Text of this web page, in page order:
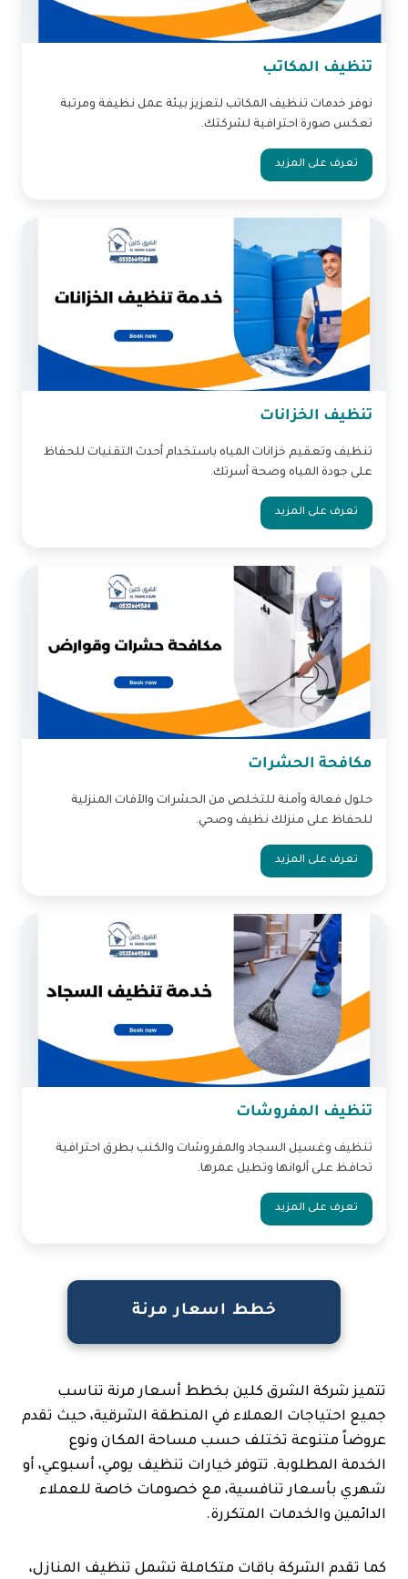
تنظيف المكاتب
نوفر خدمات تنظيف المكاتب لتعزيز بيئة عمل نظيفة ومرتبة
تعكس صورة احترافية لشركتك.
تعرف على المزيد
تنظيف الخزانات
تنظيف وتعقيم خزانات المياه باستخدام أحدث التقنيات للحفاظ
على جودة المياه وصحة أسرتك.
تعرف على المزيد
مكافحة الحشرات
حلول فعالة وآمنة للتخلص من الحشرات والآفات المنزلية
للحفاظ على منزلك نظيف وصحي.
تعرف على المزيد
تنظيف المفروشات
تنظيف وغسيل السجاد والمفروشات والكنب بطرق احترافية
تحافظ على ألوانها وتطيل عمرها.
تعرف على المزيد
خطط اسعار مرنة
تتميز شركة الشرق كلين بخطط أسعار مرنة تناسب
جميع احتياجات العملاء في المنطقة الشرقية، حيث تقدم
عروضاً متنوعة تختلف حسب مساحة المكان ونوع
الخدمة المطلوبة. تتوفر خيارات تنظيف يومي، أسبوعي، أو
شهري بأسعار تنافسية، مع خصومات خاصة للعملاء
الدائمين والخدمات المتكررة.
كما تقدم الشركة باقات متكاملة تشمل تنظيف المنازل،